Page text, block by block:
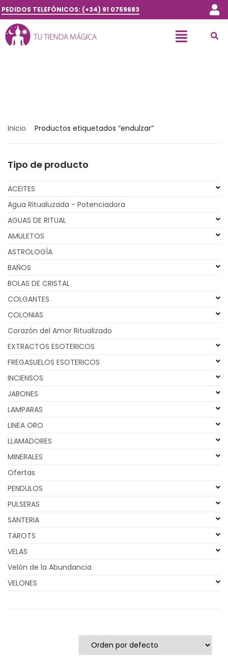
PEDIDOS TELEFÓNICOS: (+34) 91 0759683
Inicio Productos etiquetados “endulzar”
Tipo de producto
ACEITES
Agua Ritualuzada - Potenciadora
AGUAS DE RITUAL
AMULETOS
ASTROLOGÍA
BAÑOS
BOLAS DE CRISTAL
COLGANTES
COLONIAS
Corazón del Amor Ritualizado
EXTRACTOS ESOTERICOS
FREGASUELOS ESOTERICOS
INCIENSOS
JABONES
LAMPARAS
LINEA ORO
LLAMADORES
MINERALES
Ofertas
PENDULOS
PULSERAS
SANTERIA
TAROTS
VELAS
Velón de la Abundancia
VELONES